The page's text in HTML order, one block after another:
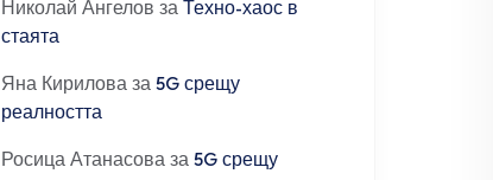
Николай Ангелов за Техно-хаос в
стаята
Яна Кирилова за 5G срещу
реалността
Росица Атанасова за 5G срещу